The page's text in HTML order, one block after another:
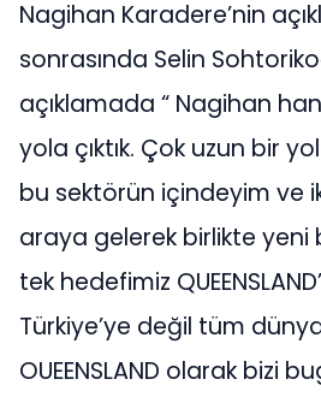
Nagihan Karadere’nin
sonrasında Selin
açıklamada “ Nagihan
yola çıktık. Çok uzun bir
bu sektörün içindeyim ve
araya gelerek birlikte yeni
tek hedefimiz
Türkiye’ye değil tüm
OUEENSLAND olarak bizi